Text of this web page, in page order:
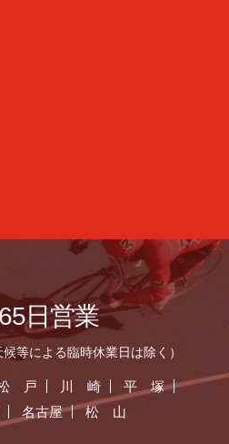
日営業
候等による臨時休業日は除く）
戸 川 崎
平 塚
名古屋 松 山